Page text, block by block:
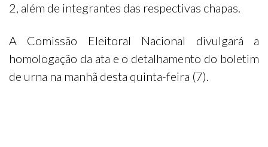
2, além de integrantes das respectivas chapas.
A Comissão Eleitoral Nacional divulgará a
homologação da ata e o detalhamento do boletim
de urna na manhã desta quinta-feira (7).